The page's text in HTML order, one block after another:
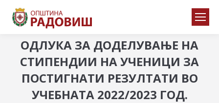
ОДЛУКА ЗА ДОДЕЛУВАЊЕ НА
СТИПЕНДИИ НА УЧЕНИЦИ ЗА
ПОСТИГНАТИ РЕЗУЛТАТИ ВО
УЧЕБНАТА 2022/2023 ГОД.